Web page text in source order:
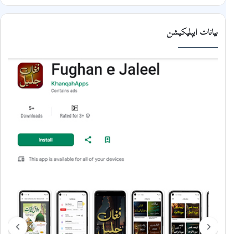
بیانات ایپلیکیشن